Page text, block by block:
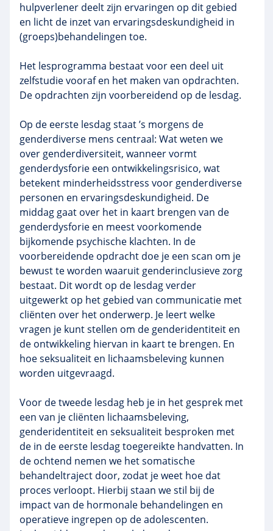
hulpverlener deelt zijn ervaringen op dit gebied
en licht de inzet van ervaringsdeskundigheid in
(groeps)behandelingen toe.
Het lesprogramma bestaat voor een deel uit
zelfstudie vooraf en het maken van opdrachten.
De opdrachten zijn voorbereidend op de lesdag.
Op de eerste lesdag staat ’s morgens de
genderdiverse mens centraal: Wat weten we
over genderdiversiteit, wanneer vormt
genderdysforie een ontwikkelingsrisico, wat
betekent minderheidsstress voor genderdiverse
personen en ervaringsdeskundigheid. De
middag gaat over het in kaart brengen van de
genderdysforie en meest voorkomende
bijkomende psychische klachten. In de
voorbereidende opdracht doe je een scan om je
bewust te worden waaruit genderinclusieve zorg
bestaat. Dit wordt op de lesdag verder
uitgewerkt op het gebied van communicatie met
cliënten over het onderwerp. Je leert welke
vragen je kunt stellen om de genderidentiteit en
de ontwikkeling hiervan in kaart te brengen. En
hoe seksualiteit en lichaamsbeleving kunnen
worden uitgevraagd.
Voor de tweede lesdag heb je in het gesprek met
een van je cliënten lichaamsbeleving,
genderidentiteit en seksualiteit besproken met
de in de eerste lesdag toegereikte handvatten. In
de ochtend nemen we het somatische
behandeltraject door, zodat je weet hoe dat
proces verloopt. Hierbij staan we stil bij de
impact van de hormonale behandelingen en
operatieve ingrepen op de adolescenten.